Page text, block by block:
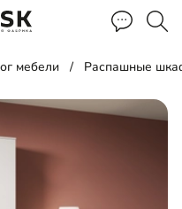
мебели Распашные